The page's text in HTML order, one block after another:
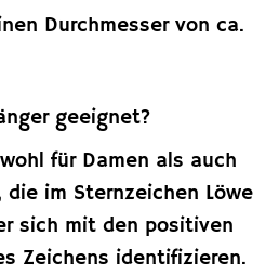
Durchmesser von ca.
geeignet?
für Damen als auch
im Sternzeichen Löwe
sich mit den positiven
Zeichens identifizieren.